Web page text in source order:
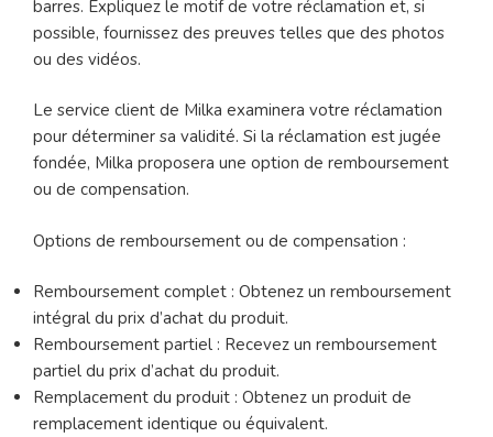
barres. Expliquez le motif de votre réclamation et, si
possible, fournissez des preuves telles que des photos
ou des vidéos.
Le service client de Milka examinera votre réclamation
pour déterminer sa validité. Si la réclamation est jugée
fondée, Milka proposera une option de remboursement
ou de compensation.
Options de remboursement ou de compensation :
Remboursement complet : Obtenez un remboursement
intégral du prix d’achat du produit.
Remboursement partiel : Recevez un remboursement
partiel du prix d’achat du produit.
Remplacement du produit : Obtenez un produit de
remplacement identique ou équivalent.